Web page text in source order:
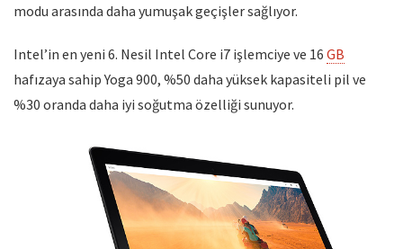
modu arasında daha yumuşak geçişler sağlıyor.
Intel’in en yeni 6. Nesil Intel Core i7 işlemciye ve 16 GB
hafızaya sahip Yoga 900, %50 daha yüksek kapasiteli pil ve
%30 oranda daha iyi soğutma özelliği sunuyor.